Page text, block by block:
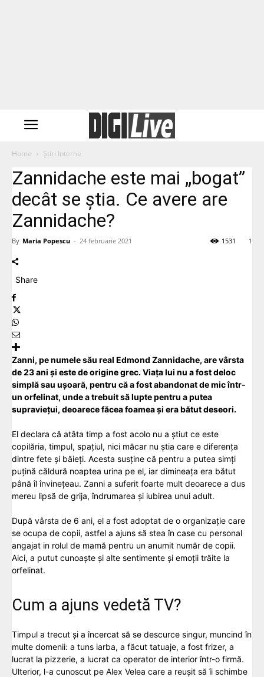
Home Știri Interne
Zannidache este mai „bogat”
decât se ştia. Ce avere are
Zannidache?
By Maria Popescu - 24 februarie 2021 1
1531
Share
Zanni, pe numele său real Edmond Zannidache, are vârsta
de 23 ani și este de origine grec.Viațalui nu a fost deloc
simplă sau ușoară, pentru că a fost abandonat de mic într-
un orfelinat, unde a trebuit să lupte pentru a putea
supraviețui, deoarece făcea foamea și era bătut deseori.
El declara că atâta timp a fost acolo nu a știut ce este
copilăria, timpul, spațiul, nici măcar nu știa care e diferența
dintre fete și băieți. Acesta susține că pentru a putea simți
puțină căldură noaptea urina pe el, iar dimineața era bătut
până îl învinețeau. Zanni a suferit foarte mult deoarece a dus
mereu lipsă de grija, îndrumarea și iubirea unui adult.
După vârsta de 6 ani, el a fost adoptat de o organizație care
se ocupa de copii, astfel a ajuns să stea în case cu personal
angajat in rolul de mamă pentru un anumit număr de copii.
Aici, a putut cunoaște și alte sentimente și emoții trăite la
orfelinat.
Cum a ajuns vedetă TV?
Timpul a trecut și a încercat să se descurce singur, muncind în
multe domenii: a tuns iarba, a făcut tatuaje, a fost frizer, a
lucrat la pizzerie, a lucrat ca operator de interior într-o firmă.
Ulterior, l-a cunoscut pe Alex Velea care a reușit să îi schimbe